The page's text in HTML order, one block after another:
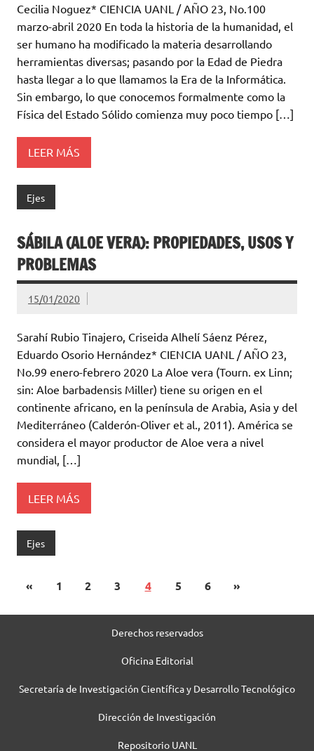
Cecilia Noguez* CIENCIA UANL / AÑO 23, No.100
marzo-abril 2020 En toda la historia de la humanidad, el
ser humano ha modificado la materia desarrollando
herramientas diversas; pasando por la Edad de Piedra
hasta llegar a lo que llamamos la Era de la Informática.
Sin embargo, lo que conocemos formalmente como la
Física del Estado Sólido comienza muy poco tiempo […]
LEER MÁS
Ejes
SÁBILA (ALOE VERA): PROPIEDADES, USOS Y
PROBLEMAS
15/01/2020
Sarahí Rubio Tinajero, Criseida Alhelí Sáenz Pérez,
Eduardo Osorio Hernández* CIENCIA UANL / AÑO 23,
No.99 enero-febrero 2020 La Aloe vera (Tourn. ex Linn;
sin: Aloe barbadensis Miller) tiene su origen en el
continente africano, en la península de Arabia, Asia y del
Mediterráneo (Calderón-Oliver et al., 2011). América se
considera el mayor productor de Aloe vera a nivel
mundial, […]
LEER MÁS
Ejes
« 1 2 3 4 5 6 »
Derechos reservados
Oficina Editorial
Secretaría de Investigación Científica y Desarrollo Tecnológico
Dirección de Investigación
Repositorio UANL